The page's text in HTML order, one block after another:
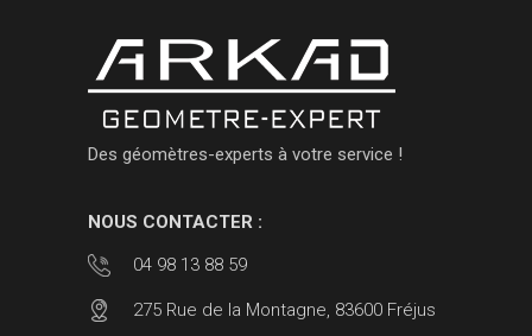
Des géomètres-experts à votre service !
NOUS CONTACTER :
04 98 13 88 59
275 Rue de la Montagne, 83600 Fréjus